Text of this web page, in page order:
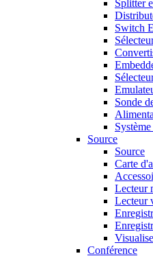
Splitter
Switch
Sonde
Source
Source
Carte
Lecteur
Lecteur
Conférence